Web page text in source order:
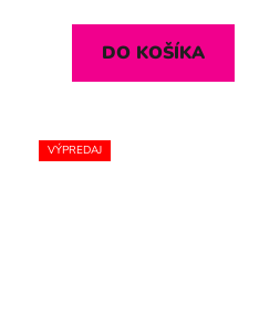
DO KOŠÍKA
VÝPREDAJ